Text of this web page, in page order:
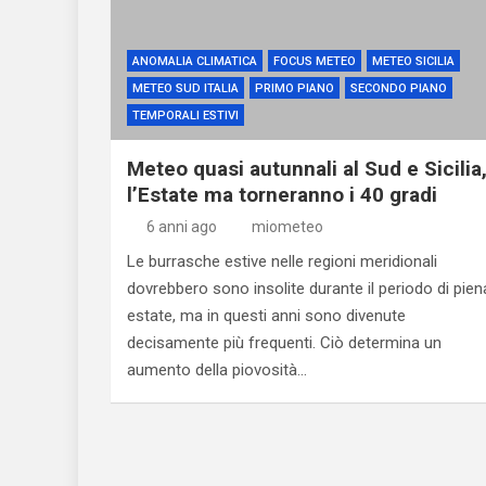
ANOMALIA CLIMATICA FOCUS METEO
METEO SICILIA
METEO SUD ITALIA
PRIMO PIANO
SECONDO PIANO
TEMPORALI ESTIVI
Meteo quasi autunnali al Sud e Sicilia,
l’Estate ma torneranno i 40 gradi
6 anni ago miometeo
Le burrasche estive nelle regioni meridionali
dovrebbero sono insolite durante il periodo di
estate, ma in questi anni sono divenute
decisamente più frequenti. Ciò determina un
aumento della piovosità…